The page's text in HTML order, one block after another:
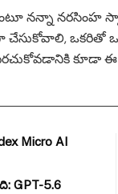
నన్నా నరసింహ
చేసుకోవాలి,
Micro AI
GPT-5.6